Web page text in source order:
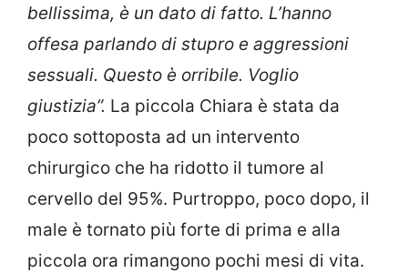
bellissima, è un dato di fatto. L’hanno
offesa parlando di stupro e aggressioni
sessuali. Questo è orribile. Voglio
giustizia”. La piccola Chiara è stata da
poco sottoposta ad un intervento
chirurgico che ha ridotto il tumore al
cervello del 95%. Purtroppo, poco dopo, il
male è tornato più forte di prima e alla
piccola ora rimangono pochi mesi di vita.